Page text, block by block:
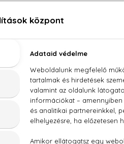
NATURE
Sajnos jelenleg a márka
megtekintéséhez
KOZMETIKUMOK